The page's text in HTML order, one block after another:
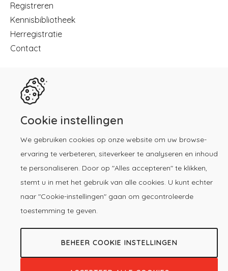
Cookie instellingen
We gebruiken cookies op onze website om uw browse-
ervaring te verbeteren, siteverkeer te analyseren en inhoud
te personaliseren. Door op "Alles accepteren" te klikken,
stemt u in met het gebruik van alle cookies. U kunt echter
naar "Cookie-instellingen" gaan om gecontroleerde
toestemming te geven.
BEHEER COOKIE INSTELLINGEN
Registreren
Kennisbibliotheek
Herregistratie
Contact
Download de KP-app!
© 2026 -
Paramedici
Copyright
menu
Privacy &
Voorwaarden